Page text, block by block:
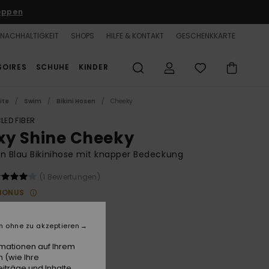
NACHHALTIGKEIT SHOPS HILFE & KONTAKT GESCHENKKARTE
SCHUHE KINDER
Swim Bikini Hosen Cheeky
FIBER
Shine Cheeky
Blau Bikinihose mit knapper Bedeckung
(1 Bewertungen)
€
auf Ihrem
(wie Ihre
ohne zu akzeptieren